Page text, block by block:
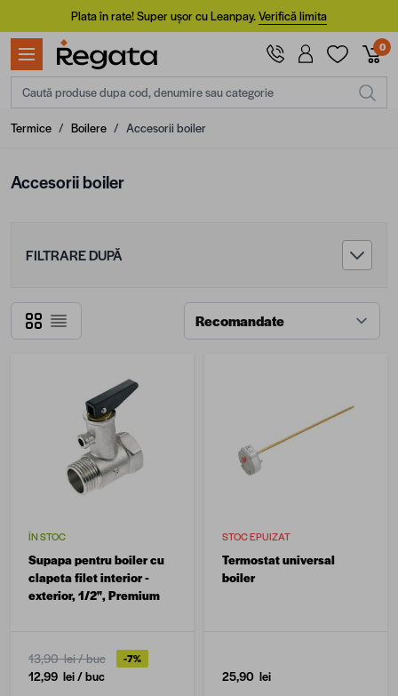
Mergi la ConținutPlata în rate! Super ușor cu Leanpay.Verifică limita
0
Caută produse dupa cod, denumire sau categorie
Termice / Boilere / Accesorii boiler
Accesorii boiler
FILTRARE DUPĂ
Grilă
Listă
ÎN STOC
Supapa pentru boiler cu
clapeta filet interior -
exterior, 1/2", Premium
13,90 lei/ buc -7%
12,99 lei/ buc
STOC EPUIZAT
Termostat universal
boiler
25,90 lei